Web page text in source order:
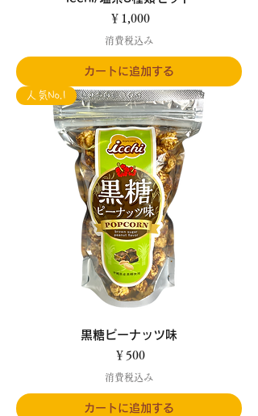
価格
￥1,000
消費税込み
カートに追加する
人気No.1
黒糖ピーナッツ味
価格
￥500
消費税込み
カートに追加する